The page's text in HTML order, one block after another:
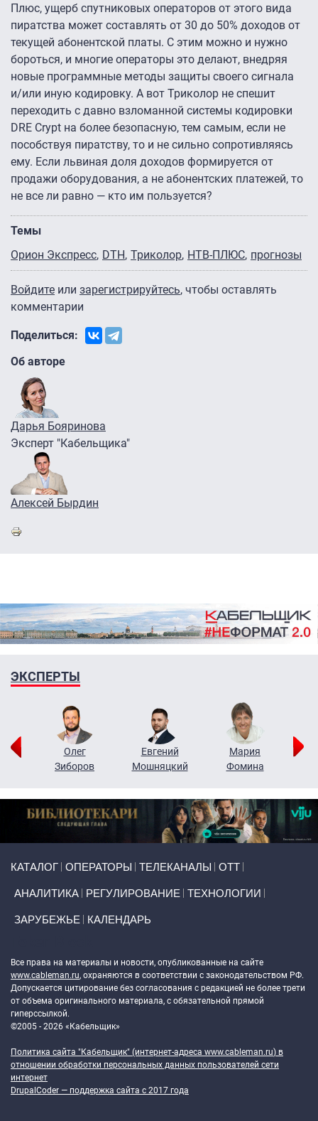
Плюс, ущерб спутниковых операторов от этого вида
пиратства может составлять от 30 до 50% доходов от
текущей абонентской платы. С этим можно и нужно
бороться, и многие операторы это делают, внедряя
новые программные методы защиты своего сигнала
и/или иную кодировку. А вот Триколор не спешит
переходить с давно взломанной системы кодировки
DRE Crypt на более безопасную, тем самым, если не
пособствуя пиратству, то и не сильно сопротивляясь
ему. Если львиная доля доходов формируется от
продажи оборудования, а не абонентских платежей, то
не все ли равно — кто им пользуется?
Темы
Орион Экспресс DTH Триколор НТВ-ПЛЮС прогнозы
Войдите или зарегистрируйтесь, чтобы оставлять
комментарии
Поделиться:
Об авторе
Дарья Бояринова
Эксперт "Кабельщика"
Алексей Бырдин
ЭКСПЕРТЫ
Олег
Зиборов
Евгений
Мошняцкий
Мария
Фомина
КАТАЛОГ ОПЕРАТОРЫ ТЕЛЕКАНАЛЫ ОТТ
АНАЛИТИКА РЕГУЛИРОВАНИЕ ТЕХНОЛОГИИ
ЗАРУБЕЖЬЕ КАЛЕНДАРЬ
Все права на материалы и новости, опубликованные на сайте
www.cableman.ru, охраняются в соответствии с законодательством РФ.
Допускается цитирование без согласования с редакцией не более трети
от объема оригинального материала, с обязательной прямой
гиперссылкой.
©2005 - 2026 «Кабельщик»
Политика сайта "Кабельщик" (интернет-адреса www.cableman.ru) в
отношении обработки персональных данных пользователей сети
интернет
DrupalCoder — поддержка сайта c 2017 года